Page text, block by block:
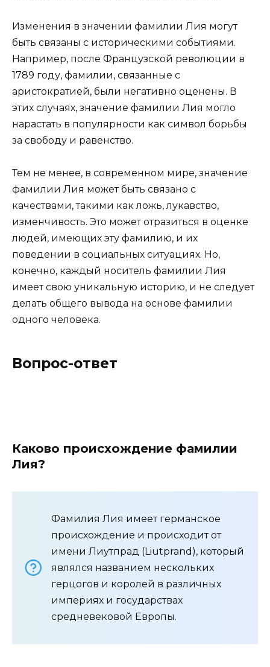
Изменения в значении фамилии Лия могут
быть связаны с историческими событиями.
Например, после Французской революции в
1789 году, фамилии, связанные с
аристократией, были негативно оценены. В
этих случаях, значение фамилии Лия могло
нарастать в популярности как символ борьбы
за свободу и равенство.
Тем не менее, в современном мире, значение
фамилии Лия может быть связано с
качествами, такими как ложь, лукавство,
изменчивость. Это может отразиться в оценке
людей, имеющих эту фамилию, и их
поведении в социальных ситуациях. Но,
конечно, каждый носитель фамилии Лия
имеет свою уникальную историю, и не следует
делать общего вывода на основе фамилии
одного человека.
Вопрос-ответ
Каково происхождение фамилии
Лия?
Фамилия Лия имеет германское
происхождение и происходит от
имени Лиутпрад (Liutprand), который
являлся названием нескольких
герцогов и королей в различных
империях и государствах
средневековой Европы.